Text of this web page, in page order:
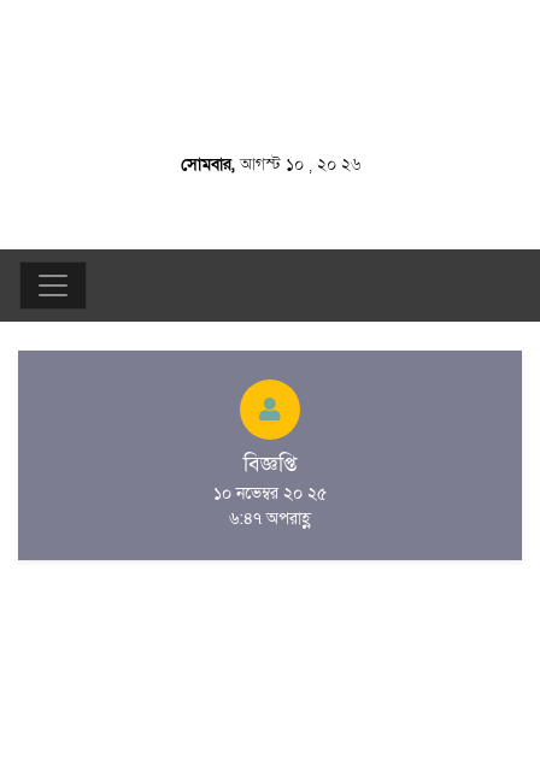
সোমবার,আগস্ট ১০ , ২০ ২৬
বিজ্ঞপ্তি
১০ নভেম্বর ২০ ২৫
৬:৪৭ অপরাহ্ণ